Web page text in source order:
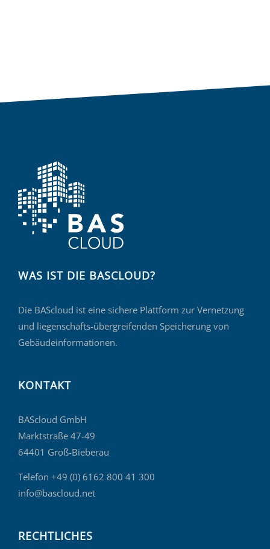
WAS IST DIE BASCLOUD?
Die BAScloud ist eine sichere Plattform zur Vernetzung
und liegenschafts-übergreifenden Speicherung von
Gebäudeinformationen.
KONTAKT
BAScloud GmbH
Marktstraße 47-49
64401 Groß-Bieberau
Telefon +49 (0) 6162 800 41 300
info@bascloud.net
RECHTLICHES